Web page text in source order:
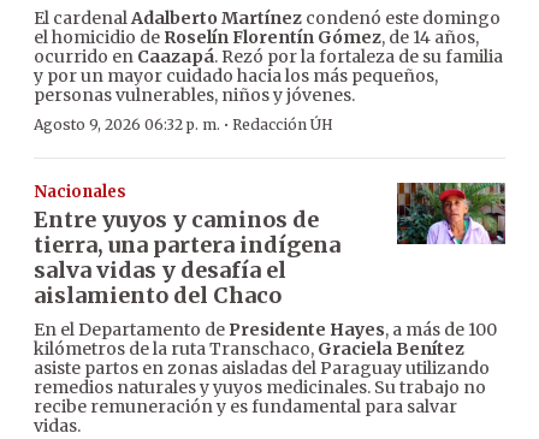
El cardenalAdalberto Martínez condenó este domingo
el homicidio de Roselín Florentín Gómez, de 14 años,
ocurrido en Caazapá. Rezó por la fortaleza de su familia
y por un mayor cuidado hacia los más pequeños,
personas vulnerables, niños y jóvenes.
Agosto 9, 2026 06:32 p. m. · Redacción ÚH
Nacionales
Entre yuyos y caminos de
tierra, una partera indígena
salva vidas y desafía el
aislamiento del Chaco
En el Departamento de Presidente Hayes, a más de 100
kilómetros de la ruta Transchaco, Graciela Benítez
asiste partos en zonas aisladas del Paraguay utilizando
remedios naturales y yuyos medicinales. Su trabajo no
recibe remuneración y es fundamental para salvar
vidas.